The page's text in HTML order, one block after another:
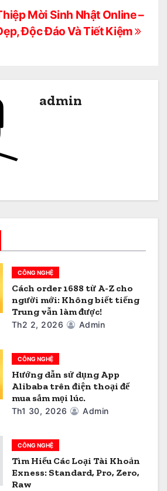
Mời Sinh Nhật Online –
Độc Đáo Và Tiết Kiệm
admin
CÔNG NGHỆ
Cách order 1688 từ A-Z cho
người mới: Không biết tiếng
Trung vẫn làm được!
Th2 2, 2026 Admin
CÔNG NGHỆ
Hướng dẫn sử dụng App
Alibaba trên điện thoại để
mua sắm mọi lúc.
Th1 30, 2026 Admin
CÔNG NGHỆ
Tìm Hiểu Các Loại Tài Khoản
Exness: Standard, Pro, Zero,
Raw